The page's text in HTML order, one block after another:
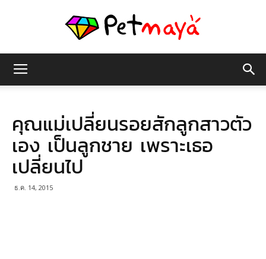
มายา
คุณแม่เปลี่ยนรอยสักลูกสาวตัว
เอง เป็นลูกชาย เพราะเธอ
เปลี่ยนไป
ธ.ค. 14, 2015